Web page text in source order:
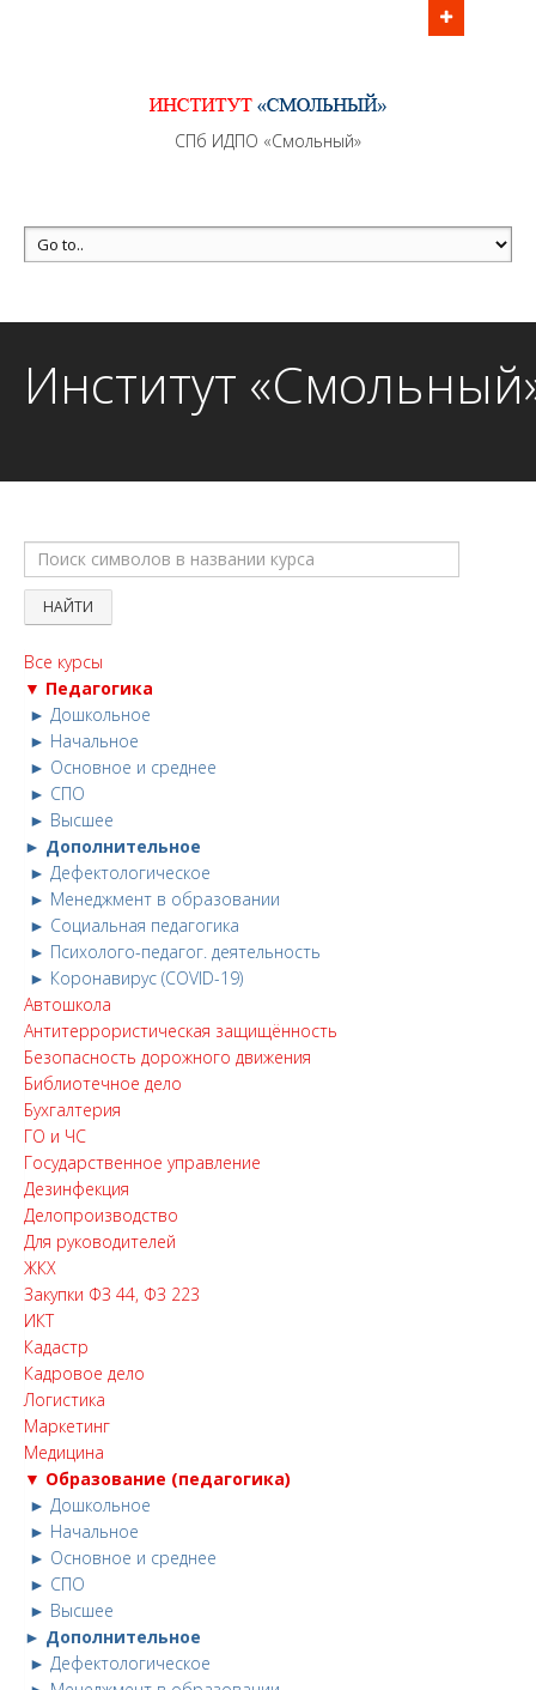
перерывов в рабочие дни с 9:00 до 21:00 МСК
MAX +7 (981) 190-30-30
mail@institutsmolnyj.ru
СПб ИДПО «Смольный»
Институт
Все курсы
▼ Педагогика
► Дошкольное
► Начальное
► Основное и среднее
► СПО
► Высшее
► Дополнительное
► Дефектологическое
► Менеджмент в образовании
► Социальная педагогика
► Психолого-педагог. деятельность
► Коронавирус (COVID-19)
Автошкола
Антитеррористическая защищённость
Безопасность дорожного движения
Библиотечное дело
Бухгалтерия
ГО и ЧС
Государственное управление
Дезинфекция
Делопроизводство
Для руководителей
ЖКХ
Закупки ФЗ 44, ФЗ 223
ИКТ
Кадастр
Кадровое дело
Логистика
Маркетинг
Медицина
▼ Образование (педагогика)
► Дошкольное
► Начальное
► Основное и среднее
► СПО
► Высшее
► Дополнительное
► Дефектологическое